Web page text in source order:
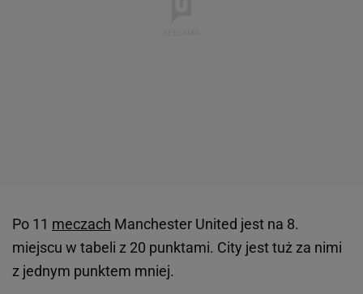
Po 11 meczach Manchester United jest na 8.
miejscu w tabeli z 20 punktami. City jest tuż za nimi
z jednym punktem mniej.